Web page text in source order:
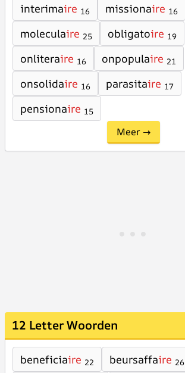
interimaire 16 missionaire 16
moleculaire 25 obligatoire 19
onliteraire 16 onpopulaire 21
onsolidaire 16 parasitaire 17
pensionaire 15
Meer →
12 Letter Woorden
beneficiaire 22 beursaffaire 26